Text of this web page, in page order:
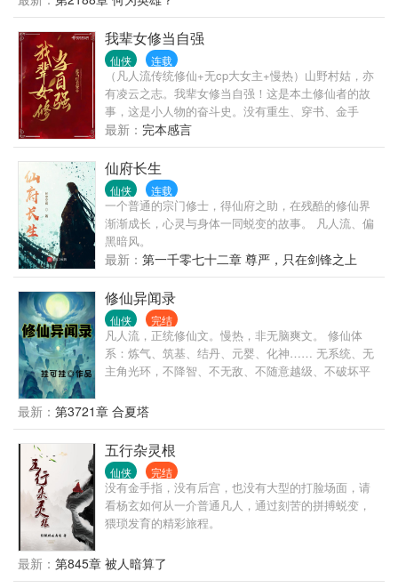
不被家族重视，只想潇洒过完一生的他，命运却让他
遇到了自己一生中的克星，不擅领导的他，如今却因
为种种的际遇而必须担负起整个家族的荣辱，王玄毅
回过头来，深情的忘了一眼自己这曾经长大的地方，
然后带着这些孩子头也不回的飞向远方…… 本书讲述
的是一个筑基小族经过一代代族人的努力而成长为仙
族的故事…… 虞国，东阳郡，清源山脉，我们的故事
就从这里开始……
我辈女修当自强
仙侠 连载
（凡人流传统修仙+无cp大女主+慢热）山野村姑，亦
有凌云之志。我辈女修当自强！这是本土修仙者的故
事，这是小人物的奋斗史。没有重生、穿书、金手
指。有的，只是那一往无前的信念和决心！
最新： 完本感言
仙府长生
仙侠 连载
一个普通的宗门修士，得仙府之助，在残酷的修仙界
渐渐成长，心灵与身体一同蜕变的故事。 凡人流、偏
黑暗风。
最新： 第一千零七十二章 尊严，只在剑锋之上
（四）
修仙异闻录
仙侠 完结
凡人流，正统修仙文。慢热，非无脑爽文。 修仙体
系：炼气、筑基、结丹、元婴、化神…… 无系统、无
主角光环，不降智、不无敌、不随意越级、不破坏平
线。 灵宠+炼丹+阵法+炼器+符箓+傀儡…… 一个十二
岁的少年，打猎时偶然遇到天降奇兽，一波三折之下
意外踏上了修仙之路……
最新： 第3721章 合夏塔
五行杂灵根
仙侠 完结
没有金手指，没有后宫，也没有大型的打脸场面，请
看杨玄如何从一介普通凡人，通过刻苦的拼搏蜕变，
猥琐发育的精彩旅程。
最新： 第845章 被人暗算了